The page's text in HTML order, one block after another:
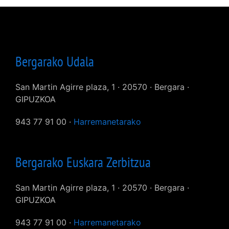
Bergarako Udala
San Martin Agirre plaza, 1 · 20570 · Bergara ·
GIPUZKOA
943 77 91 00 · Harremanetarako
Bergarako Euskara Zerbitzua
San Martin Agirre plaza, 1 · 20570 · Bergara ·
GIPUZKOA
943 77 91 00 · Harremanetarako